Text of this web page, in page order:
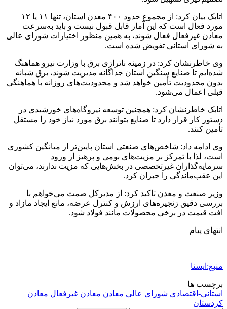
اتابک بیان کرد: از مجموع حدود ۴۰۰ معدن استان، تنها ۱۱ یا ۱۲
مورد فعال‌ است که این آمار قابل قبول نیست و باید به‌سرعت
معادن غیرفعال فعال شوند، به همین منظور اختیارات شورای عالی
به شورای استانی تفویض شده است.
وی خاطرنشان کرد: در زمینه ناترازی برق با وزارت نیرو هماهنگ
شده‌ایم تا صنایع سنگین استان جداگانه مدیریت شوند، برق شبانه
بدون محدودیت تأمین خواهد شد و محدودیت‌های روزانه با هماهنگی
قبلی اعمال می‌شود.
اتابک خاطرنشان کرد: همچنین توسعه نیروگاه‌های خورشیدی در
دستور کار قرار دارد تا صنایع بتوانند برق مورد نیاز خود را مستقل
تأمین کنند.
وی ادامه داد: شاخص‌های صنعتی استان پایین‌تر از میانگین کشوری
است، لذا با تمرکز بر مزیت‌های بومی و پرهیز از ورود
سرمایه‌گذاران غیرتخصصی در بخش‌هایی که مزیت ندارند، می‌توان
این عقب‌ماندگی را جبران کرد.
وزیر صنعت و معدن تاکید کرد: از مدیرکل صمت می‌خواهم با
بررسی دقیق زنجیره‌های ارزش و کنترل عرضه، مانع ایجاد مازاد و
افت قیمت در برخی محصولات مانند فولاد شود.
انتهای پیام
منبع:ایسنا
برچسب ها
استانی-اقتصادی شورای عالی معادن معادن غیرفعال معادن
کردستان